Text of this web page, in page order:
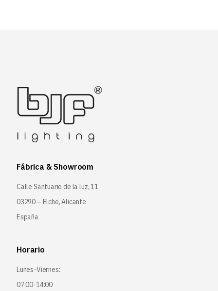
Fábrica & Showroom
Calle Santuario de la luz, 11
03290 – Elche, Alicante
España
Horario
Lunes-Viernes:
07:00-14:00